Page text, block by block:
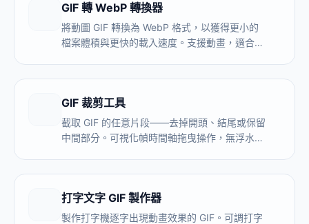
GIF 轉 WebP 轉換器
將動圖 GIF 轉換為 WebP 格式，以獲得更小的
檔案體積與更快的載入速度。支援動畫，適合現
GIF 裁剪工具
截取 GIF 的任意片段——去掉開頭、結尾或保留
中間部分。可視化幀時間軸拖曳操作，無浮水
打字文字 GIF 製作器
製作打字機逐字出現動畫效果的 GIF。可調打字